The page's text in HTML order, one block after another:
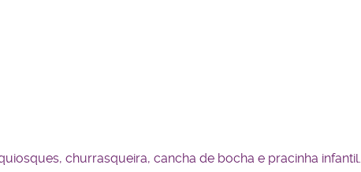
churrasqueira, cancha de bocha e pracinha infantil.